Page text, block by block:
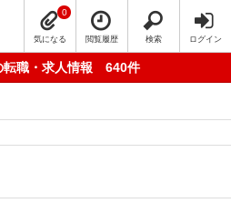
気になる
0
閲覧履歴 検索 ログイン
転職・求人情報 640件